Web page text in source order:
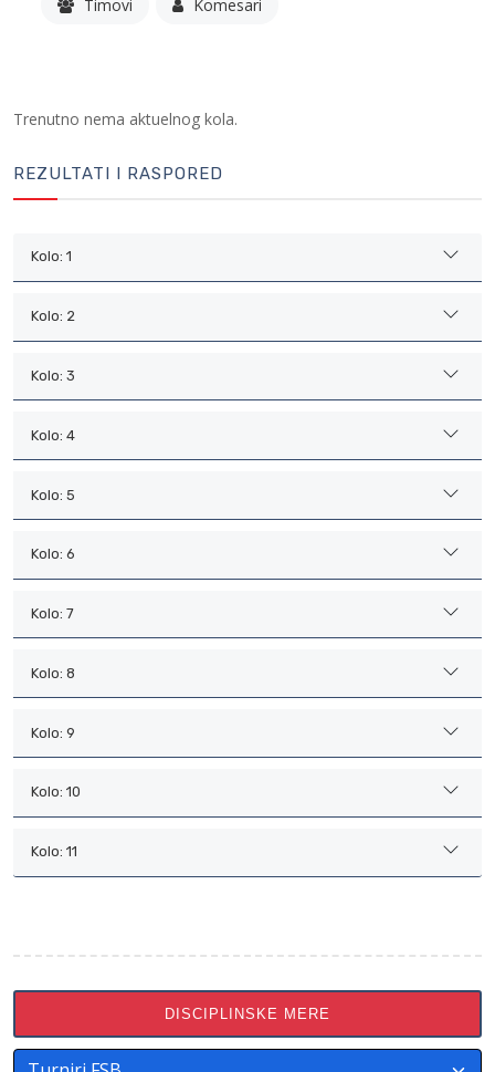
Timovi Komesari
Trenutno nema aktuelnog kola.
REZULTATI I RASPORED
Kolo: 1
Kolo: 2
Kolo: 3
Kolo: 4
Kolo: 5
Kolo: 6
Kolo: 7
Kolo: 8
Kolo: 9
Kolo: 10
Kolo: 11
DISCIPLINSKE MERE